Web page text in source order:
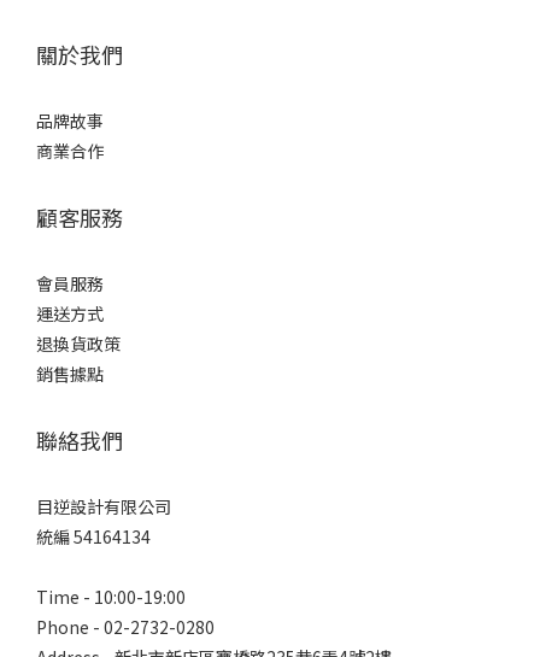
關於我們
品牌故事
商業合作
顧客服務
會員服務
運送方式
退換貨政策
銷售據點
聯絡我們
目逆設計有限公司
統編 54164134
Time - 10:00-19:00
Phone - 02-2732-0280